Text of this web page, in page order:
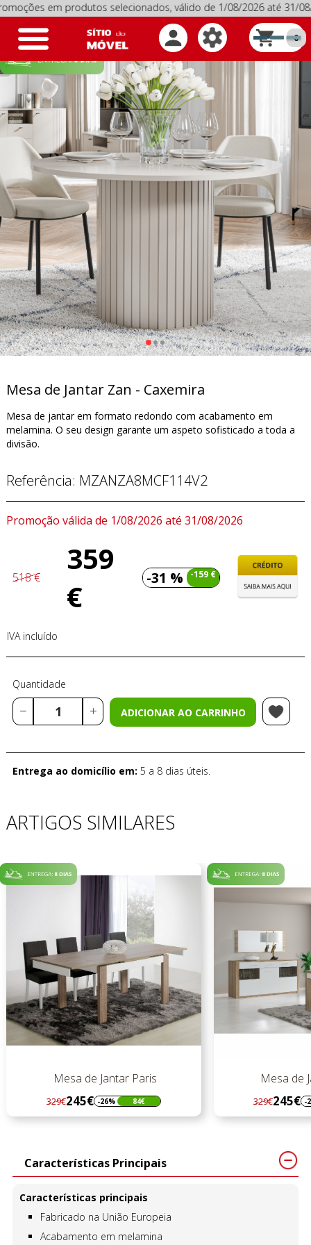
em produtos selecionados, válido de 1/08/2026 até 31/08/
Toggle
navigation 0
Mesa de Jantar Zan - Caxemira
Mesa de jantar em formato redondo com acabamento em
melamina. O seu design garante um aspeto sofisticado a toda a
divisão.
Referência: MZANZA8MCF114V2
Promoção válida de 1/08/2026 até 31/08/2026
518 €
359
€
-31 % -159 €
IVA incluído
Quantidade
ADICIONAR AO CARRINHO
Entrega ao domicílio em: 5 a 8 dias úteis.
ARTIGOS SIMILARES
Mesa de Jantar Paris
Regular
preço
329€245€
Preço -26% 84€
Mesa de
Regular
preço
329€245€
Preço -
Características Principais
Características principais
Fabricado na União Europeia
Acabamento em melamina